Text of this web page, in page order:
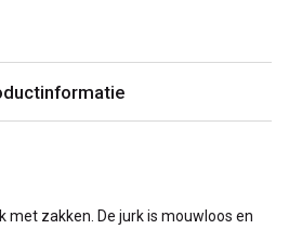
met zakken. De jurk is mouwloos en